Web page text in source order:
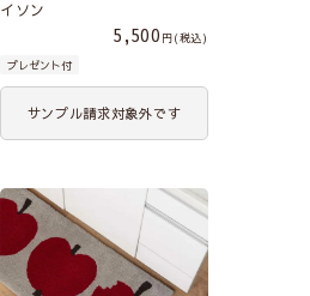
イソン
5,500
税込
プレゼント付
サンプル請求対象外です